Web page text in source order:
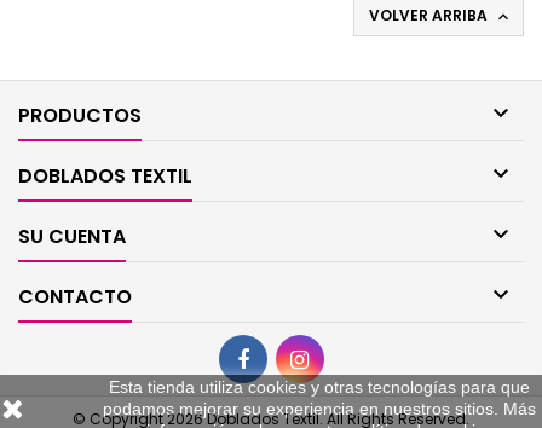
VOLVER ARRIBA 
PRODUCTOS 
DOBLADOS TEXTIL 
SU CUENTA 
CONTACTO 
Esta tienda utiliza cookies y otras tecnologías para que
podamos mejorar su experiencia en nuestros sitios. Más
© Copyright 2026 Doblados Textil. All Rights Reserved.